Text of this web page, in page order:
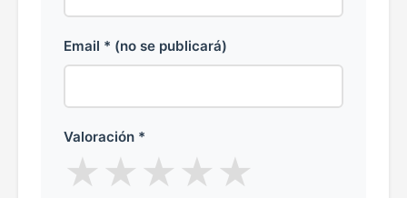
Email * (no se publicará)
Valoración *
★
★
★
★
★